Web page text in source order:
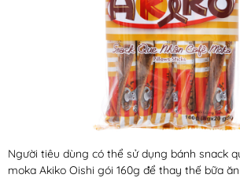
Người tiêu dùng có thể sử dụng bánh snack
moka Akiko Oishi gói 160g để thay thế bữa